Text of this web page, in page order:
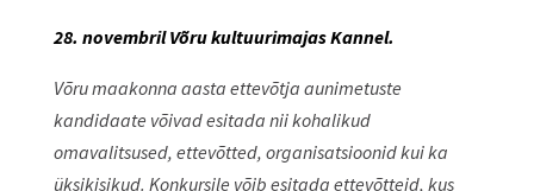
28. novembrilVõru kultuurimajas Kannel.
Võru maakonna aasta ettevõtja aunimetuste
kandidaate võivad esitada nii kohalikud
omavalitsused, ettevõtted, organisatsioonid kui ka
üksikisikud. Konkursile võib esitada ettevõtteid, kus